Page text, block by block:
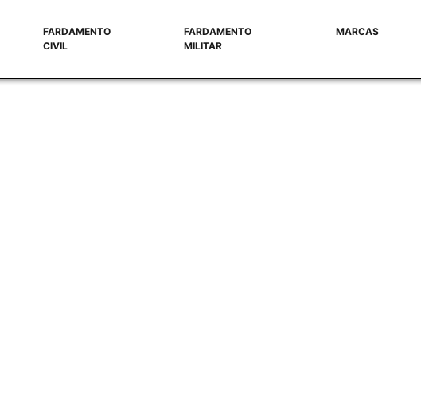
FARDAMENTO
CIVIL
FARDAMENTO
MILITAR
MARCAS